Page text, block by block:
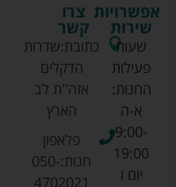
צרו
קשר
כתובת:שדרות
הדקלים
אזה''ת לב
הארץ
פלאפון
חנות:050-
4702021
אפשרויות
שירות
שעות
פעילות
החנות:
א-ה
9:00-
19:00
יום ו